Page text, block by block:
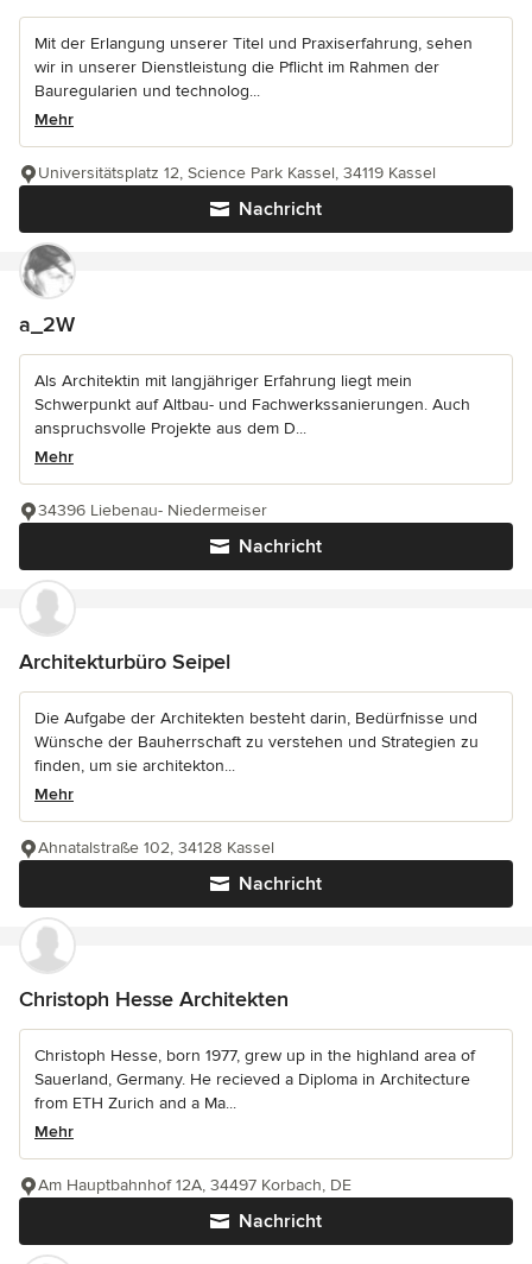
Mit der Erlangung unserer Titel und Praxiserfahrung, sehen
wir in unserer Dienstleistung die Pflicht im Rahmen der
Bauregularien und technolog...
Mehr
Nachricht
Universitätsplatz 12, Science Park Kassel, 34119 Kassel
a_2W
Als Architektin mit langjähriger Erfahrung liegt mein
Schwerpunkt auf Altbau- und Fachwerkssanierungen. Auch
anspruchsvolle Projekte aus dem D...
Mehr
Nachricht
34396 Liebenau- Niedermeiser
Architekturbüro Seipel
Die Aufgabe der Architekten besteht darin, Bedürfnisse und
Wünsche der Bauherrschaft zu verstehen und Strategien zu
finden, um sie architekton...
Mehr
Nachricht
Ahnatalstraße 102, 34128 Kassel
Christoph Hesse Architekten
Christoph Hesse, born 1977, grew up in the highland area of
Sauerland, Germany. He recieved a Diploma in Architecture
from ETH Zurich and a Ma...
Mehr
Nachricht
Am Hauptbahnhof 12A, 34497 Korbach, DE